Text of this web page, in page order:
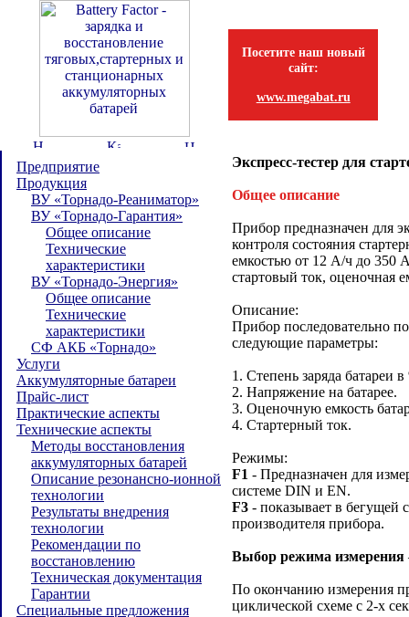
Посетите наш новый
сайт:
www.megabat.ru
Предприятие
Продукция
ВУ «Торнадо-Реаниматор»
ВУ «Торнадо-Гарантия»
Общее описание
Технические
характеристики
ВУ «Торнадо-Энергия»
Общее описание
Технические
характеристики
СФ АКБ «Торнадо»
Услуги
Аккумуляторные батареи
Прайс-лист
Практические аспекты
Технические аспекты
Методы восстановления
аккумуляторных батарей
Описание резонансно-ионной
технологии
Результаты внедрения
технологии
Рекомендации по
восстановлению
Техническая документация
Гарантии
Специальные предложения
Экспресс-тестер для
Общее описание
Прибор предназначен для
контроля состояния
емкостью от 12 А/ч до 350
стартовый ток, оценочная
Описание:
Прибор последовательно
следующие параметры:
1. Степень заряда батареи в
2. Напряжение на батарее.
3. Оценочную емкость
4. Стартерный ток.
Режимы:
F1 - Предназначен для
системе DIN и EN.
F3 - показывает в бегущей
производителя прибора.
Выбор режима измерения
По окончанию измерения
циклической схеме с 2-х